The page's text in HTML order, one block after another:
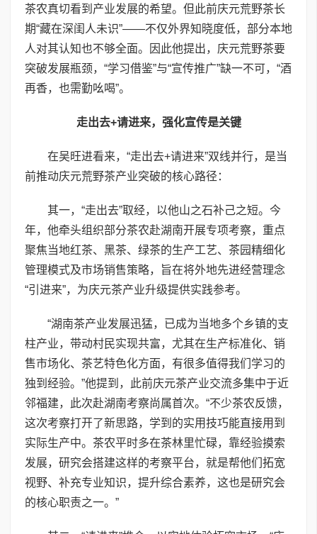
茶农真切看到产业发展的希望。但此前庆元荒野茶长
期“藏在深闺人未识”——不仅外界知晓度低，部分本地
人对其认知也不够全面。因此他提出，庆元荒野茶要
突破发展瓶颈，“学习借鉴”与“宣传推广”缺一不可，“酒
再香，也需勤吆喝”。
走出去+请进来，强化宣传是关键
在吴旺进看来，“走出去+请进来”双线并行，是当
前推动庆元荒野茶产业突破的核心路径：
其一，“走出去”取经，以他山之石补己之短。今
年，他牵头组织部分茶农赴湖南开展专项考察，重点
聚焦当地红茶、黑茶、绿茶的生产工艺、茶园精细化
管理模式及市场销售策略，旨在将外地先进经营理念
“引进来”，为庆元茶产业升级提供实践参考。
“湖南茶产业发展迅猛，已成为当地多个乡镇的支
柱产业，带动村民实现共富，尤其在生产标准化、销
售市场化、茶艺特色化方面，有很多值得我们学习的
独到经验。”他提到，此前庆元茶产业交流多集中于近
邻福建，此次赴湖南考察尚属首次。“不少茶农反馈，
这次考察打开了新思路，学到的实用技巧能直接用到
实际生产中。茶农平时多在茶林里忙碌，靠经验摸索
发展，研究会搭建这样的考察平台，就是帮他们拓宽
视野、补充专业知识，提升综合素养，这也是研究会
的核心职责之一。”